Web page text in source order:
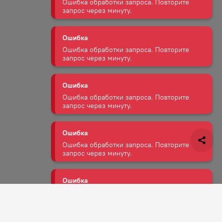
Ошибка обработки запроса. Повторите
запрос через минуту.
Ошибка обработки запроса. Повторите
запрос через минуту.
Ошибка обработки запроса. Повторите
запрос через минуту.
Ошибка обработки запроса. Повторите
запрос через минуту.